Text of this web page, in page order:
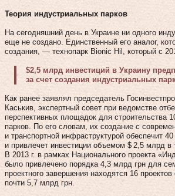
Теория индустриальных парков
На сегодняшний день в Украине ни одного
еще не создано. Единственный его аналог,
создания, — технопарк Bionic Hil, который с
$2,5 млрд инвестиций в Украину
за счет создания индустриальных
Как ранее заявлял председатель
Каськив, экспертный совет при ведомстве
перспективных площадок для строительства
парков. По его словам, их создание с
и транспортной инфраструктурой обеспечит
и привлечет инвестиции объемом $ 2,5 млрд в
В 2013 г. в рамках Национального проекта
было привлечено порядка 4,3 млрд грн для
проектного завершения находятся 16
почти 5,7 млрд грн.